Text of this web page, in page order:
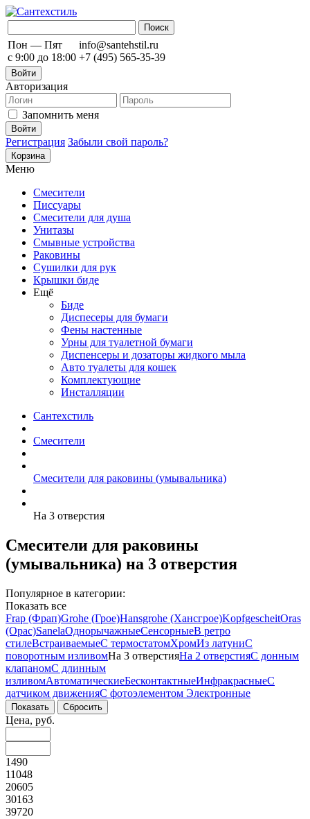
Пон — Пят
с 9:00 до 18:00
info@santehstil.ru
+7 (495) 565-35-39
Войти
Авторизация
Запомнить меня
Регистрация Забыли свой пароль?
Корзина
Меню
Смесители
Писсуары
Смесители для душа
Унитазы
Смывные устройства
Раковины
Сушилки для рук
Крышки биде
Ещё
Биде
Диспесеры для бумаги
Фены настенные
Урны для туалетной бумаги
Диспенсеры и дозаторы жидкого мыла
Авто туалеты для кошек
Комплектующие
Инсталляции
Сантехстиль
Смесители
Смесители для раковины (умывальника)
На 3 отверстия
Смесители для раковины
(умывальника) на 3 отверстия
Популярное в категории:
Показать все
Frap (Фрап)Grohe (Грое)Hansgrohe (Хансгрое)KopfgescheitOras
(Орас)SanelaОднорычажныеСенсорныеВ ретро
стилеВстраиваемыеС термостатомХромИз латуниС
поворотным изливомНа 3 отверстияНа 2 отверстияС донным
клапаномС длинным
изливомАвтоматическиеБесконтактныеИнфракрасныеС
датчиком движенияС фотоэлементом Электронные
Цена, руб.
1490
11048
20605
30163
39720